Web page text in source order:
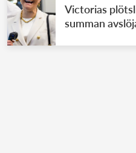
Victorias
summan